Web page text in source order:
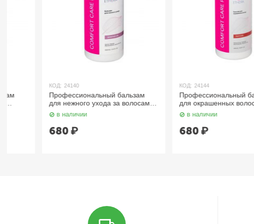
Профессиональный бальзам
для нежного ухода за волосами
1000 мл ETHERA
в наличии
Профессиональный бальзам
для окрашенных волос 1000 мл
в наличии